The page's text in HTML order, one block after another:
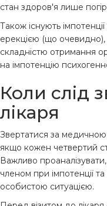
стан здоров'я лише
Також існують
ерекцією (що
складністю отримання
на імпотенцію
Коли слід
лікаря
Звертатися за
якщо кожен четвертий
Важливо
членом при імпотенції
особистою ситуацією.